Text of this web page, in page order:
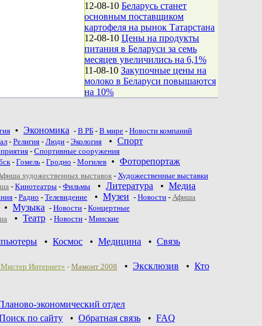
12-08-10 Беларусь станет
основным поставщиком
картофеля на рынок Татарстана
12-08-10 Цены на продукты
питания в Беларуси за семь
месяцев увеличились на 6,1%
11-08-10 Закупочные цены на
молоко в Беларуси повышаются
на 10%
• Экономика - В РБ - В мире - Новости компаний
- Религия - Люди - Экология • Спорт
- Спортивные сооружения
- Гомель - Гродно - Могилев • Фоторепортаж
художественных выставок - Художественные выставки
- Кинотеатры - Фильмы • Литература • Медиа
- Радио - Телевидение • Музеи - Новости - Афиша
• Музыка - Новости - Концертные
• Театр - Новoсти - Минские
• Космос • Медицина • Связь
Интернет» - Мамонт 2008 • Эксклюзив • Кто
экономический отдел
по сайту • Обратная связь • FAQ